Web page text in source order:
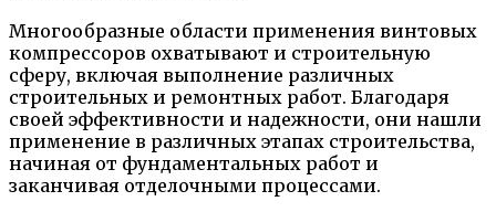
Многообразные области применения винтовых
компрессоров охватывают и строительную
сферу, включая выполнение различных
строительных и ремонтных работ. Благодаря
своей эффективности и надежности, они нашли
применение в различных этапах строительства,
начиная от фундаментальных работ и
заканчивая отделочными процессами.